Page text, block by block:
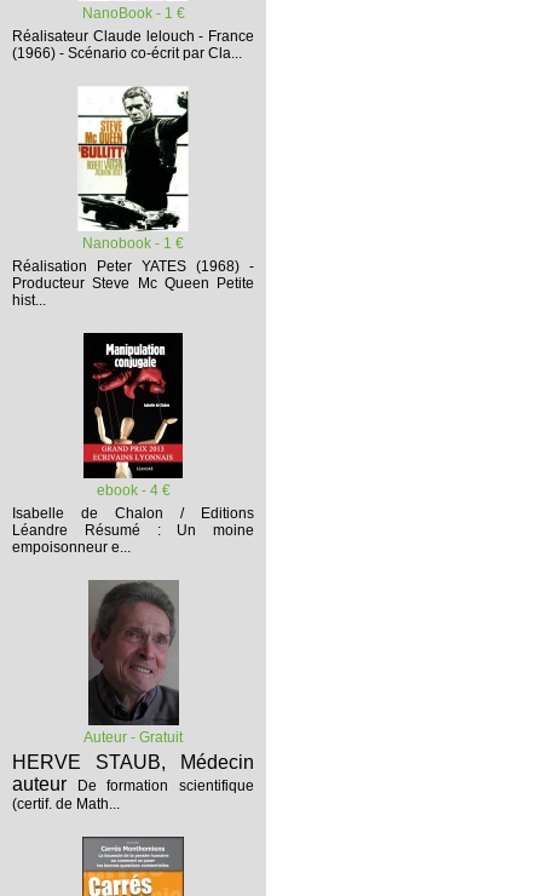
NanoBook - 1 €
Réalisateur Claude lelouch - France
(1966) - Scénario co-écrit par Cla...
Nanobook - 1 €
Réalisation Peter YATES (1968) -
Producteur Steve Mc Queen
Petite
hist...
ebook - 4 €
Isabelle de Chalon / Editions
Léandre
Résumé :
Un moine
empoisonneur e...
Auteur - Gratuit
HERVE STAUB, Médecin
auteur
De formation scientifique
(certif. de Math...